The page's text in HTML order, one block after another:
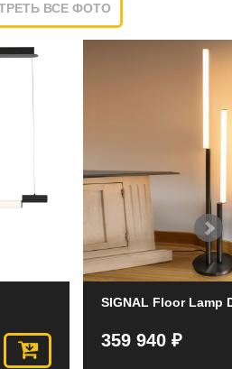
ВСЕ ФОТО
SIGNAL Floor Lamp
359 940 ₽